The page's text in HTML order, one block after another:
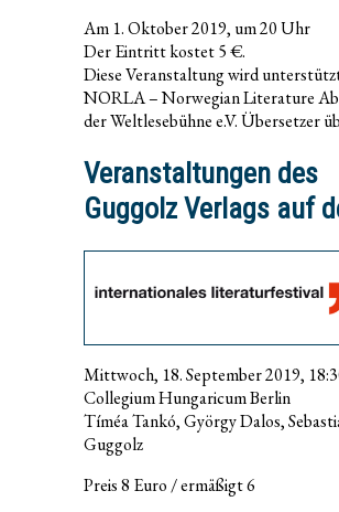
Am 1. Oktober 2019, um 20 Uhr
Der Eintritt kostet 5 €.
Diese Veranstaltung wird
NORLA – Norwegian Literature
der Weltlesebühne e.V. Übersetzer
Veranstaltungen des
Guggolz Verlags auf
Mittwoch, 18. September 2019,
Collegium Hungaricum Berlin
Tíméa Tankó, György Dalos,
Guggolz
Preis 8 Euro / ermäßigt 6